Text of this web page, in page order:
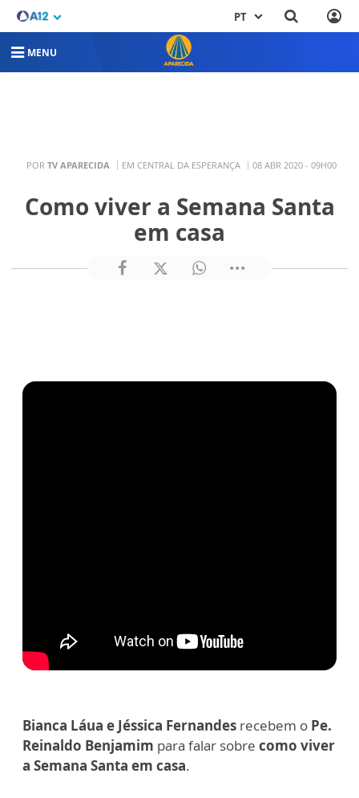
PT
MENU
POR TV APARECIDA EM CENTRAL DA ESPERANÇA 08 ABR 2020 - 09H00
Como viver a Semana Santa
em casa
Bianca Láua e Jéssica Fernandes recebem o Pe.
Reinaldo Benjamim para falar sobre como viver
a Semana Santa em casa.